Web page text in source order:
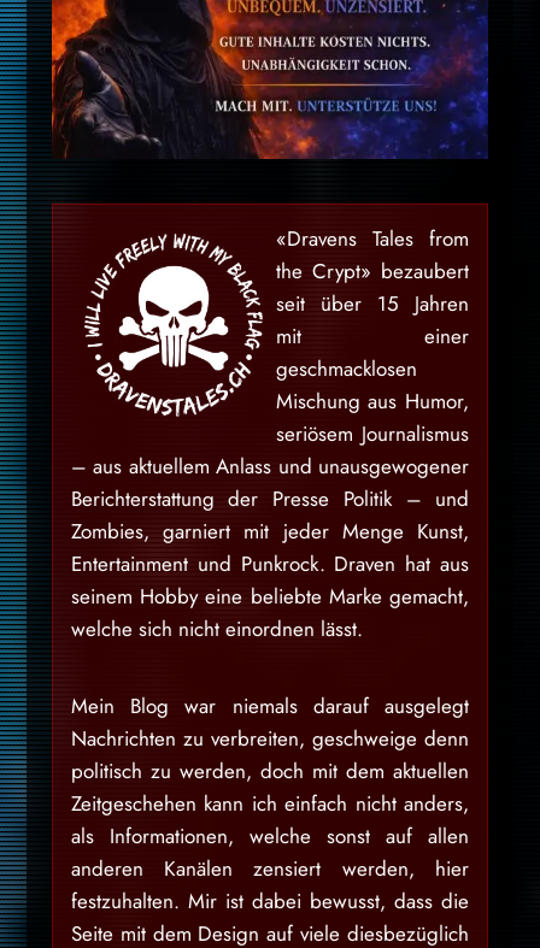
«Dravens Tales from
the Crypt» bezaubert
seit über 15 Jahren
mit einer
geschmacklosen
Mischung aus Humor,
seriösem Journalismus
– aus aktuellem Anlass und unausgewogener
Berichterstattung der Presse Politik – und
Zombies, garniert mit jeder Menge Kunst,
Entertainment und Punkrock. Draven hat aus
seinem Hobby eine beliebte Marke gemacht,
welche sich nicht einordnen lässt.
Mein Blog war niemals darauf ausgelegt
Nachrichten zu verbreiten, geschweige denn
politisch zu werden, doch mit dem aktuellen
Zeitgeschehen kann ich einfach nicht anders,
als Informationen, welche sonst auf allen
anderen Kanälen zensiert werden, hier
festzuhalten. Mir ist dabei bewusst, dass die
Seite mit dem Design auf viele diesbezüglich